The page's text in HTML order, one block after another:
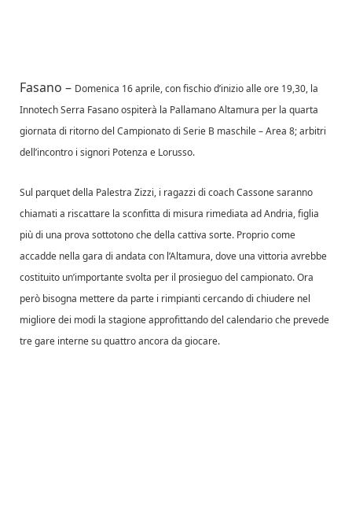
Fasano – Domenica 16 aprile, con fischio d’inizio alle ore 19,30, la
Innotech Serra Fasano ospiterà la Pallamano Altamura per la quarta
giornata di ritorno del Campionato di Serie B maschile – Area 8; arbitri
dell’incontro i signori Potenza e Lorusso.
Sul parquet della Palestra Zizzi, i ragazzi di coach Cassone saranno
chiamati a riscattare la sconfitta di misura rimediata ad Andria, figlia
più di una prova sottotono che della cattiva sorte. Proprio come
accadde nella gara di andata con l’Altamura, dove una vittoria avrebbe
costituito un’importante svolta per il prosieguo del campionato. Ora
però bisogna mettere da parte i rimpianti cercando di chiudere nel
migliore dei modi la stagione approfittando del calendario che prevede
tre gare interne su quattro ancora da giocare.